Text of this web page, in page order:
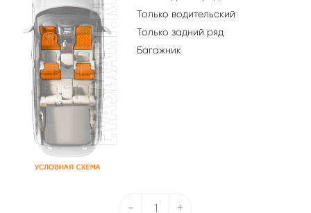
Только водительский
Только задний ряд
Багажник
- +